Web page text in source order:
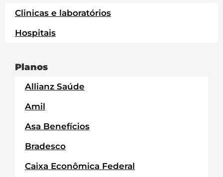
Clinicas e laboratórios
Hospitais
Planos
Allianz Saúde
Amil
Asa Benefícios
Bradesco
Caixa Econômica Federal